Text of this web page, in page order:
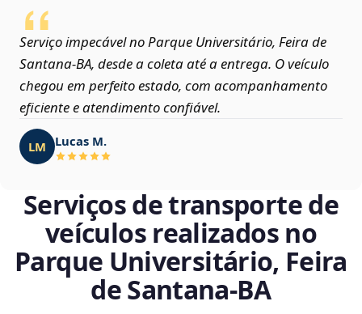
Serviço impecável no Parque Universitário, Feira de
Santana‑BA, desde a coleta até a entrega. O veículo
chegou em perfeito estado, com acompanhamento
eficiente e atendimento confiável.
LM Lucas M.
Serviços de transporte de
veículos realizados no
Parque Universitário, Feira
de Santana‑BA